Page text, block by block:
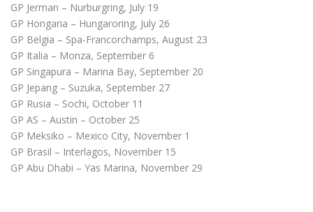
GP Jerman – Nurburgring, July 19
GP Hongaria – Hungaroring, July 26
GP Belgia – Spa-Francorchamps, August 23
GP Italia – Monza, September 6
GP Singapura – Marina Bay, September 20
GP Jepang – Suzuka, September 27
GP Rusia – Sochi, October 11
GP AS – Austin – October 25
GP Meksiko – Mexico City, November 1
GP Brasil – Interlagos, November 15
GP Abu Dhabi – Yas Marina, November 29